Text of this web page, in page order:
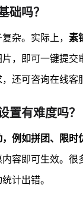
础吗？
杂。实际上， 素
，即可一键提交
还可咨询在线客
置有难度吗？
例如拼团、限时
容即可生效。很
计出错。